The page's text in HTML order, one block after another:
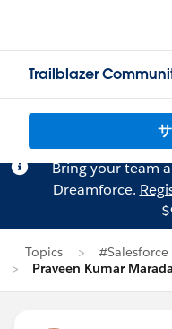
Trailblazer
Bring your team
Dreamforce.
Topics
Praveen Kumar